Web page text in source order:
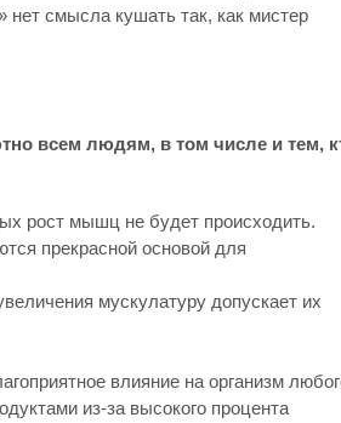
смысла кушать так, как мистер
всем людям, в том числе и тем,
рост мышц не будет происходить.
прекрасной основой для
мускулатуру допускает их
влияние на организм
из-за высокого процента